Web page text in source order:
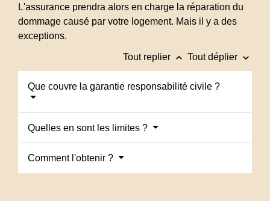
L'assurance prendra alors en charge la réparation du
dommage causé par votre logement. Mais il y a des
exceptions.
Tout replier keyboard_arrow_up Tout déplier keyboard_arrow_down
Que couvre la garantie responsabilité civile ?
Quelles en sont les limites ?
Comment l'obtenir ?